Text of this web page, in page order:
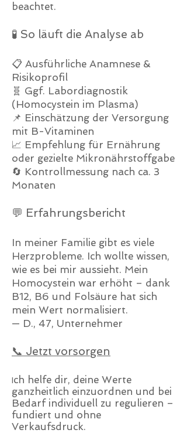
beachtet.
🧪 So läuft die Analyse ab
📋 Ausführliche Anamnese &
Risikoprofil
🧬 Ggf. Labordiagnostik
(Homocystein im Plasma)
📌 Einschätzung der Versorgung
mit B-Vitaminen
📈 Empfehlung für Ernährung
oder gezielte Mikronährstoffgabe
🔄 Kontrollmessung nach ca. 3
Monaten
💬 Erfahrungsbericht
In meiner Familie gibt es viele
Herzprobleme. Ich wollte wissen,
wie es bei mir aussieht. Mein
Homocystein war erhöht – dank
B12, B6 und Folsäure hat sich
mein Wert normalisiert.
— D., 47, Unternehmer
📞 Jetzt vorsorgen
Ich helfe dir, deine Werte
ganzheitlich einzuordnen und bei
Bedarf individuell zu regulieren –
fundiert und ohne
Verkaufsdruck.